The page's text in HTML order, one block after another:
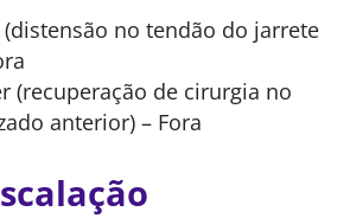
(distensão no tendão do jarrete
(recuperação de cirurgia no
anterior) – Fora